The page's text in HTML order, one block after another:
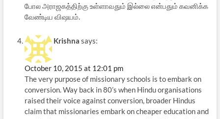
போல அராஜகத்திற்கு உள்ளாவதும் இல்லை என்பதும் கவனிக்க
வேண்டிய விஷயம்.
Krishna says:
October 10, 2015 at 12:01 pm
The very purpose of missionary schools is to embark on
conversion. Way back in 80’s when Hindu organisations
raised their voice against conversion, broader Hindus
claim that missionaries embark on cheaper education and